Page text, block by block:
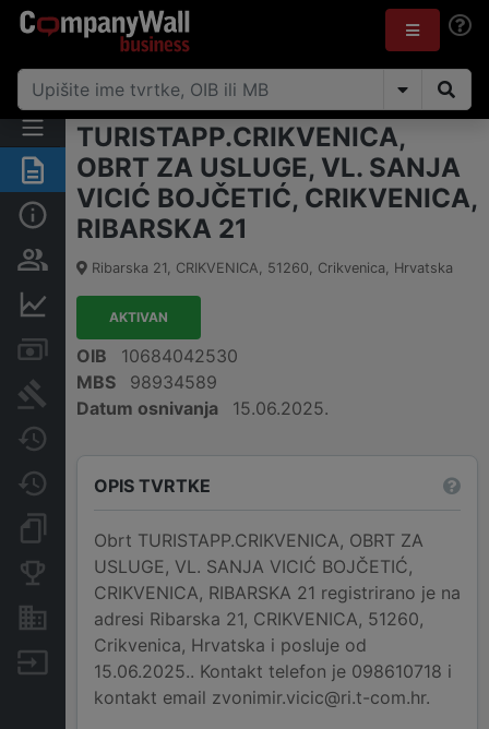
Sažetak
Osnovne informacije
Osobe i vlasništvo
Financijski podaci
Računi i blokade
Sudske objave
Promjene
Konkurentske tvrtke
Nekretnine i imovina
Izvoz
TURISTAPP.CRIKVENICA,
OBRT ZA USLUGE, VL. SANJA
VICIĆ BOJČETIĆ, CRIKVENICA,
RIBARSKA 21
Ribarska 21, CRIKVENICA, 51260, Crikvenica, Hrvatska
AKTIVAN
OIB
10684042530
MBS
98934589
Datum osnivanja
15.06.2025.
OPIS TVRTKE
Obrt TURISTAPP.CRIKVENICA, OBRT ZA
USLUGE, VL. SANJA VICIĆ BOJČETIĆ,
CRIKVENICA, RIBARSKA 21 registrirano je na
adresi Ribarska 21, CRIKVENICA, 51260,
Crikvenica, Hrvatska i posluje od
15.06.2025.. Kontakt telefon je 098610718 i
kontakt email zvonimir.vicic@ri.t-com.hr.